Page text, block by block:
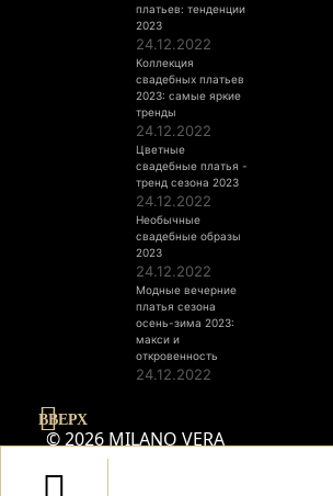
платьев: тенденции
2023
24.12.2022
Коллекция
свадебных платьев
2023: самые яркие
тренды
24.12.2022
Цветные
свадебные платья -
тренд сезона 2023
24.12.2022
Необычные
свадебные образы
2023
24.12.2022
Модные вечерние
платья сезона
осень-зима 2023:
макси и
откровенность
24.12.2022
© 2026 MILANO VERA
ВВЕРХ